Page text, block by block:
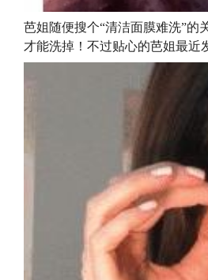
芭姐随便搜个“清洁面膜难洗”的
才能洗掉！不过贴心的芭姐最近